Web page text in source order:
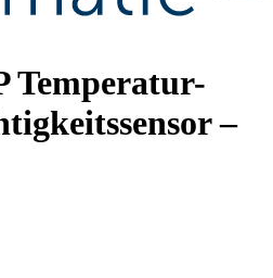
Temperatur-
–